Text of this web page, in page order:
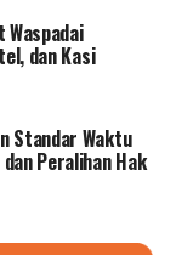
dan Kasi
Standar Waktu
Peralihan Hak